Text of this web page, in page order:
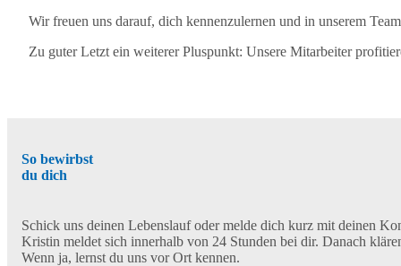
Wir freuen uns darauf, dich kennenzulernen und in unserem
Zu guter Letzt ein weiterer Pluspunkt: Unsere Mitarbeiter
So bewirbst
du dich
Schick uns deinen Lebenslauf oder melde dich kurz mit deinen
Kristin meldet sich innerhalb von 24 Stunden bei dir. Danach
Wenn ja, lernst du uns vor Ort kennen.